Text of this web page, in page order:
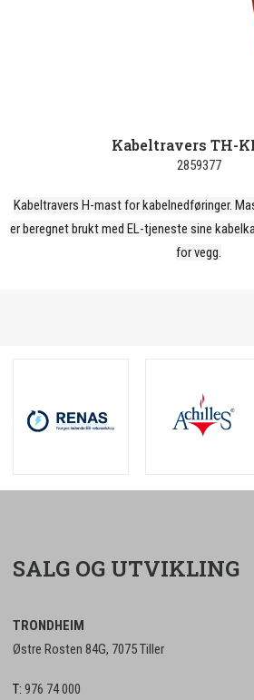
Kabeltravers TH-
2859377
Kabeltravers H-mast for kabelnedføringer.
er beregnet brukt med EL-tjeneste sine
for vegg.
SALG OG UTVIKLING
TRONDHEIM
Østre Rosten 84G, 7075 Tiller
T: 976 74 000